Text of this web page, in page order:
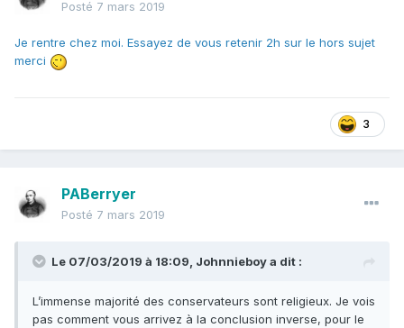
Posté 7 mars 2019
Je rentre chez moi. Essayez de vous retenir 2h sur le hors sujet
merci
3
PABerryer
Posté 7 mars 2019
Le 07/03/2019 à 18:09, Johnnieboya dit :
L’immense majorité des conservateurs sont religieux. Je vois
pas comment vous arrivez à la conclusion inverse, pour le